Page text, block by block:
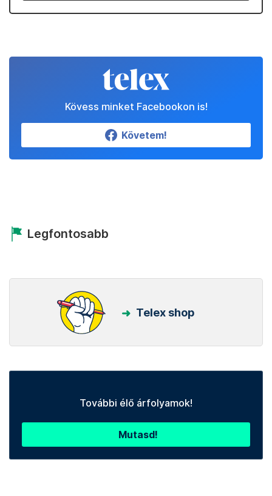
Kövess minket Facebookon is!
Követem!
Legfontosabb
Telex shop
További élő árfolyamok!
Mutasd!